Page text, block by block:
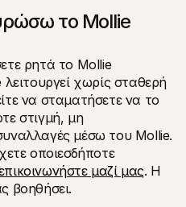
το Mollie
ρητά το Mollie
χωρίς σταθερή
να σταματήσετε να το
στιγμή, μη
μέσω του Mollie.
οποιεσδήποτε
μαζί μας. Η
βοηθήσει.